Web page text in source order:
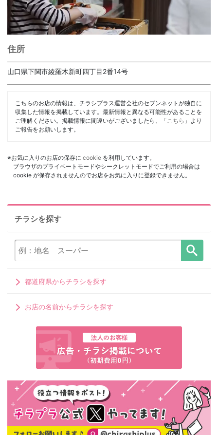
住所
山口県下関市綾羅木新町四丁目2番14号
こちらのお店の情報は、チラシプラス運営会社のセブンネットが独自に
収集した情報を掲載しています。最新情報と異なる可能性があることを
ご理解ください。掲載情報に間違いがございましたら、「 こちら 」より
ご報告をお願いします。
※お気に入りのお店の保存に cookie を利用しています。
ブラウザのプライベートモードやシークレットモードでご利用の場合は
cookie が保存されませんのでお店をお気に入りに登録できません。
チラシを探す
都道府県からチラシを探す
お店の名前からチラシを探す